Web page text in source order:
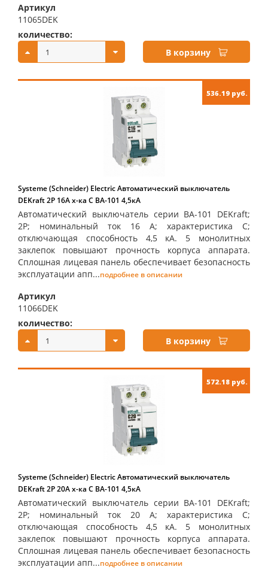
Артикул
11065DEK
количество:
В корзину
536.19 руб.
Systeme (Schneider) Electric Автоматический выключатель
DEKraft 2Р 16А х-ка C ВА-101 4,5кА
Автоматический выключатель серии ВА-101 DEKraft;
2P; номинальный ток 16 А; характеристика С;
отключающая способность 4,5 кА. 5 монолитных
заклепок повышают прочность корпуса аппарата.
Сплошная лицевая панель обеспечивает безопасность
эксплуатации апп...подробнее в описании
Артикул
11066DEK
количество:
В корзину
572.18 руб.
Systeme (Schneider) Electric Автоматический выключатель
DEKraft 2Р 20А х-ка C ВА-101 4,5кА
Автоматический выключатель серии ВА-101 DEKraft;
2P; номинальный ток 20 А; характеристика С;
отключающая способность 4,5 кА. 5 монолитных
заклепок повышают прочность корпуса аппарата.
Сплошная лицевая панель обеспечивает безопасность
эксплуатации апп...подробнее в описании